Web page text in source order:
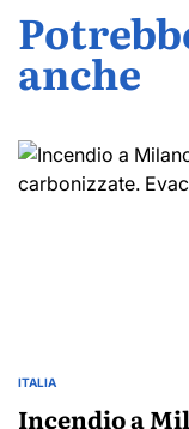
anche
POSTED
ITALIA
Incendio a